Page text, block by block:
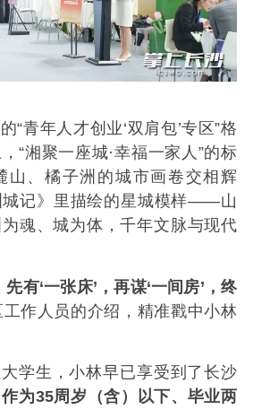
“青年人才创业‘双肩包’专区”格
“湘聚一座城·幸福一家人”的标
山、橘子洲的城市画卷交相辉
城记》里描绘的星城模样——山
魂、城为体，千年文脉与现代
有‘一张床’，再谋‘一间房’，终
工作人员的介绍，精准戳中小林
学生，小林早已享受到了长沙
作为35周岁（含）以下、毕业两